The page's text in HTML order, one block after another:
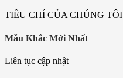
TIÊU CHÍ CỦA CHÚNG TÔI
Mẫu Khắc Mới Nhất
Liên tục cập nhật